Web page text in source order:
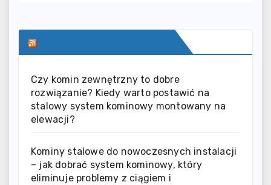
Czy komin zewnętrzny to dobre
rozwiązanie? Kiedy warto postawić na
stalowy system kominowy montowany na
elewacji?
Kominy stalowe do nowoczesnych instalacji
– jak dobrać system kominowy, który
eliminuje problemy z ciągiem i